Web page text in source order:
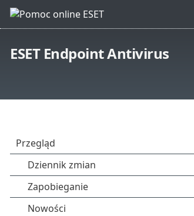
ESET Endpoint Antivirus